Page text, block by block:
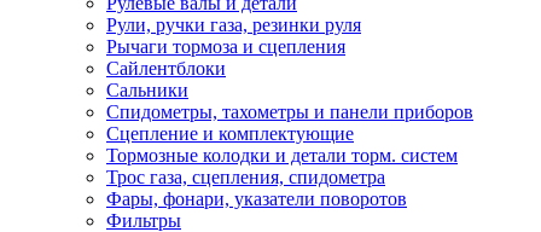
Рули, ручки газа, резинки руля
Рычаги тормоза и сцепления
Сайлентблоки
Сальники
Спидометры, тахометры и панели приборов
Сцепление и комплектующие
Тормозные колодки и детали торм. систем
Трос газа, сцепления, спидометра
Фары, фонари, указатели поворотов
Фильтры